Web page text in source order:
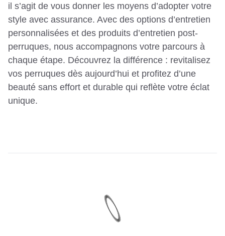
il s’agit de vous donner les moyens d’adopter votre
style avec assurance. Avec des options d’entretien
personnalisées et des produits d’entretien post-
perruques, nous accompagnons votre parcours à
chaque étape. Découvrez la différence : revitalisez
vos perruques dès aujourd’hui et profitez d’une
beauté sans effort et durable qui reflète votre éclat
unique.